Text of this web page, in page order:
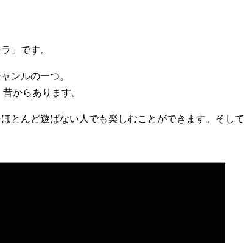
」です。
ンルの一つ。
からあります。
とんど遊ばない人でも楽しむことができます。そして